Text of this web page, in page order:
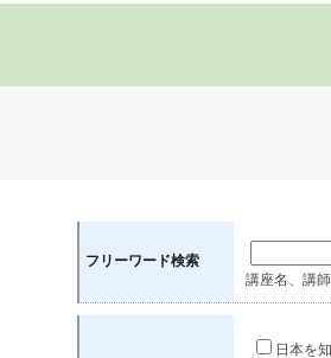
フリーワード検索
講座名、講
日本を